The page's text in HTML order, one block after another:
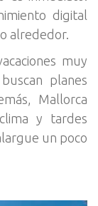
digital
alrededor.
muy
planes
Mallorca
y tardes
un poco